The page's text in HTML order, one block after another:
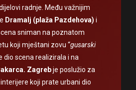
radnje. Među važnijim
Dramalj (plaža Pazdehova) i
sniman na poznatom
koji mještani zovu “gusarski
dio scena realizirala i na
Zagrebje poslužio za
koji prate urbani dio